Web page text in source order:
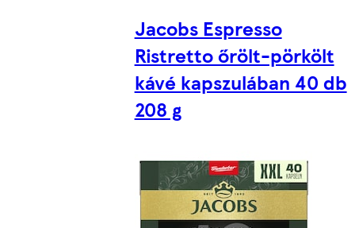
Jacobs Espresso
Ristretto őrölt-pörkölt
kávé kapszulában 40 db
208 g